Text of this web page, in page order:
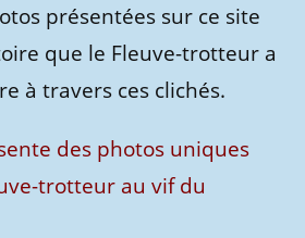
présentées sur ce site
que le Fleuve-trotteur a
à travers ces clichés.
des photos uniques
trotteur au vif du